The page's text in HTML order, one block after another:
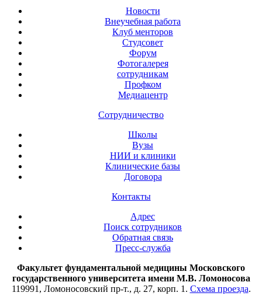
Новости
Внеучебная работа
Клуб менторов
Студсовет
Форум
Фотогалерея
сотрудникам
Профком
Медиацентр
Сотрудничество
Школы
Вузы
НИИ и клиники
Клинические базы
Договора
Контакты
Адрес
Поиск сотрудников
Обратная связь
Пресс-служба
Факультет фундаментальной медицины Московского
государственного университета имени М.В. Ломоносова
119991, Ломоносовский пр-т., д. 27, корп. 1. Схема проезда.